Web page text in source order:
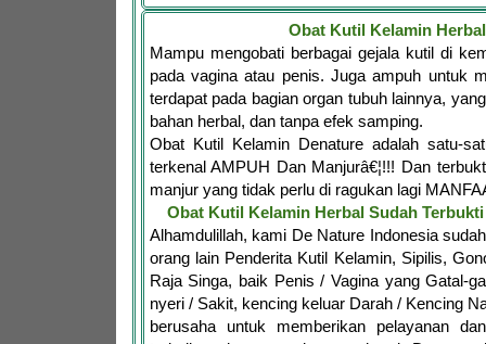
Obat Kutil Kelamin Herbal
Mampu mengobati berbagai gejala kutil di
pada vagina atau penis. Juga ampuh untuk
terdapat pada bagian organ tubuh lainnya,
bahan herbal, dan tanpa efek samping.
Obat Kutil Kelamin Denature adalah satu-
terkenal AMPUH Dan Manjurâ€¦!!! Dan
manjur yang tidak perlu di ragukan lagi
Obat Kutil Kelamin Herbal Sudah
Alhamdulillah, kami De Nature Indonesia
orang lain Penderita Kutil Kelamin, Sipilis,
Raja Singa, baik Penis / Vagina yang Gatal-
nyeri / Sakit, kencing keluar Darah / Kencing
berusaha untuk memberikan pelayanan